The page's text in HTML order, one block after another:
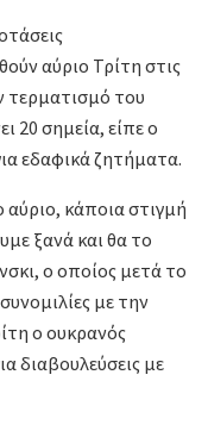
αύριο Τρίτη στις
τερματισμό του
20 σημεία, είπε ο
εδαφικά ζητήματα.
αύριο, κάποια στιγμή
ξανά και θα το
ο οποίος μετά το
με την
ο ουκρανός
διαβουλεύσεις με